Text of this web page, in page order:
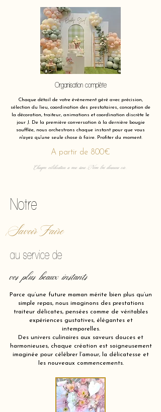
Organisation complète
Chaque détail de votre événement géré avec précision,
sélection du lieu, coordination des prestataires, conception de
la décoration, traiteur, animations et coordination discrète le
jour J. De la première conversation à la dernière bougie
soufflée, nous orchestrons chaque instant pour que vous
n'ayez qu'une seule chose à faire. Profiter du moment.
A partir de 800€
Chaque célébration a une âme. Nous lui donnons vie.
Notre
Savoir Faire
au service de
vos plus beaux instants
Parce qu’une future maman mérite bien plus qu’un
simple repas, nous imaginons des prestations
traiteur délicates, pensées comme de véritables
expériences gustatives, élégantes et
intemporelles.
Des univers culinaires aux saveurs douces et
harmonieuses, chaque création est soigneusement
imaginée pour célébrer l’amour, la délicatesse et
les nouveaux commencements.